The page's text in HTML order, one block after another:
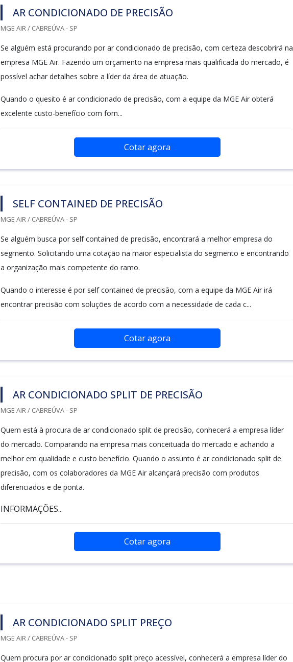
AR CONDICIONADO DE PRECISÃO
MGE AIR / CABREÚVA - SP
Se alguém está procurando por ar condicionado de precisão, com certeza descobrirá na
empresa MGE Air. Fazendo um orçamento na empresa mais qualificada do mercado, é
possível achar detalhes sobre a líder da área de atuação.
Quando o quesito é ar condicionado de precisão, com a equipe da MGE Air obterá
excelente custo-benefício com forn...
Cotar agora
SELF CONTAINED DE PRECISÃO
MGE AIR / CABREÚVA - SP
Se alguém busca por self contained de precisão, encontrará a melhor empresa do
segmento. Solicitando uma cotação na maior especialista do segmento e encontrando
a organização mais competente do ramo.
Quando o interesse é por self contained de precisão, com a equipe da MGE Air irá
encontrar precisão com soluções de acordo com a necessidade de cada c...
Cotar agora
AR CONDICIONADO SPLIT DE PRECISÃO
MGE AIR / CABREÚVA - SP
Quem está à procura de ar condicionado split de precisão, conhecerá a empresa líder
do mercado. Comparando na empresa mais conceituada do mercado e achando a
melhor em qualidade e custo benefício. Quando o assunto é ar condicionado split de
precisão, com os colaboradores da MGE Air alcançará precisão com produtos
diferenciados e de ponta.
INFORMAÇÕES...
Cotar agora
AR CONDICIONADO SPLIT PREÇO
MGE AIR / CABREÚVA - SP
Quem procura por ar condicionado split preço acessível, conhecerá a empresa líder do